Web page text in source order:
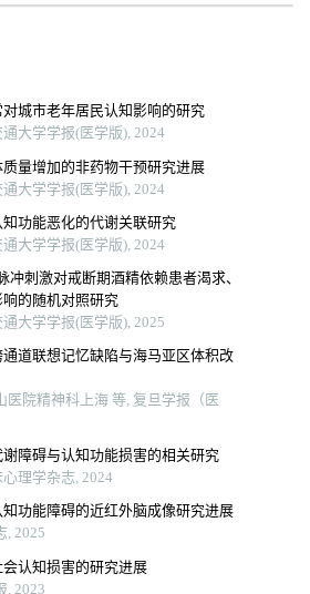
城市老年居民认知影响的研究
大学学报(医学版), 2024
量增加的非药物干预研究进展
大学学报(医学版), 2024
功能恶化的代谢关联研究
大学学报(医学版), 2024
冲刺激对戒断期酒精依赖患者渴求、
的随机对照研究
大学学报(医学版), 2025
道联想记忆缺陷与海马亚区体积改
医院精神科上海 等, 复旦学报（医
障碍与认知功能损害的相关研究
理学杂志, 2024
功能障碍的近红外脑成像研究进展
, 2025
认知损害的研究进展
, 2023